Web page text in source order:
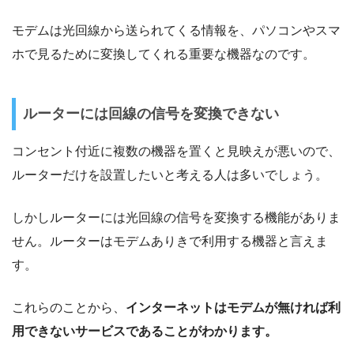
モデムは光回線から送られてくる情報を、パソコンやスマ
ホで見るために変換してくれる重要な機器なのです。
ルーターには回線の信号を変換できない
コンセント付近に複数の機器を置くと見映えが悪いので、
ルーターだけを設置したいと考える人は多いでしょう。
しかしルーターには光回線の信号を変換する機能がありま
せん。ルーターはモデムありきで利用する機器と言えま
す。
これらのことから、 インターネットはモデムが無ければ利
用できないサービスであることがわかります。